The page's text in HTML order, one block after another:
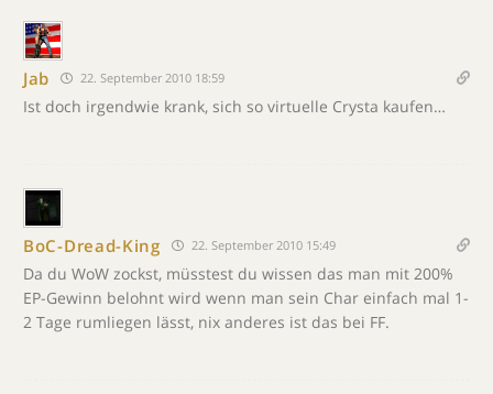
Jab 22. September 2010 18:59
Ist doch irgendwie krank, sich so virtuelle Crysta kaufen…
BoC-Dread-King 22. September 2010 15:49
Da du WoW zockst, müsstest du wissen das man mit 200%
EP-Gewinn belohnt wird wenn man sein Char einfach mal 1-
2 Tage rumliegen lässt, nix anderes ist das bei FF.